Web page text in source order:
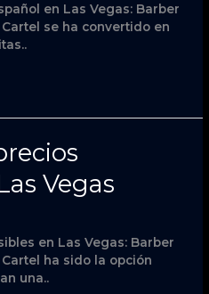
en Las Vegas: Barber
se ha convertido en
Vegas
en Las Vegas: Barber
ha sido la opción
una..